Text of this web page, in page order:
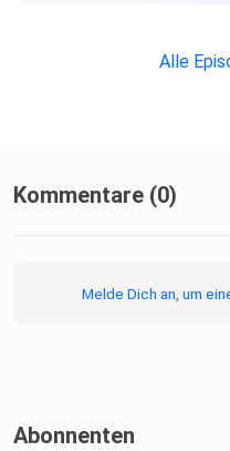
Alle
Kommentare (0)
Melde Dich an, um
Abonnenten